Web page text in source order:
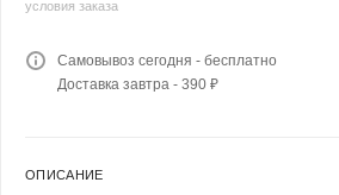
условия заказа
Самовывоз сегодня - бесплатно
Доставка завтра - 390 ₽
ОПИСАНИЕ